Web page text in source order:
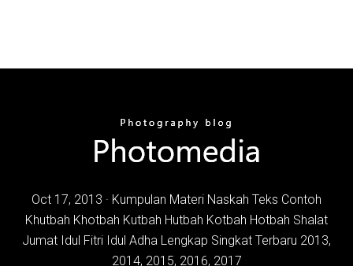
Oct 17, 2013 · Kumpulan Materi Naskah Teks Contoh
Khutbah Khotbah Kutbah Hutbah Kotbah Hotbah Shalat
Jumat Idul Fitri Idul Adha Lengkap Singkat Terbaru 2013,
2014, 2015, 2016, 2017